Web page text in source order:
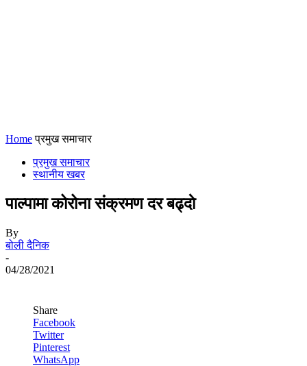
Home प्रमुख समाचार
प्रमुख समाचार
स्थानीय खबर
पाल्पामा कोरोना संक्रमण दर बढ्दाे
By
बोली दैनिक
-
04/28/2021
Share
Facebook
Twitter
Pinterest
WhatsApp